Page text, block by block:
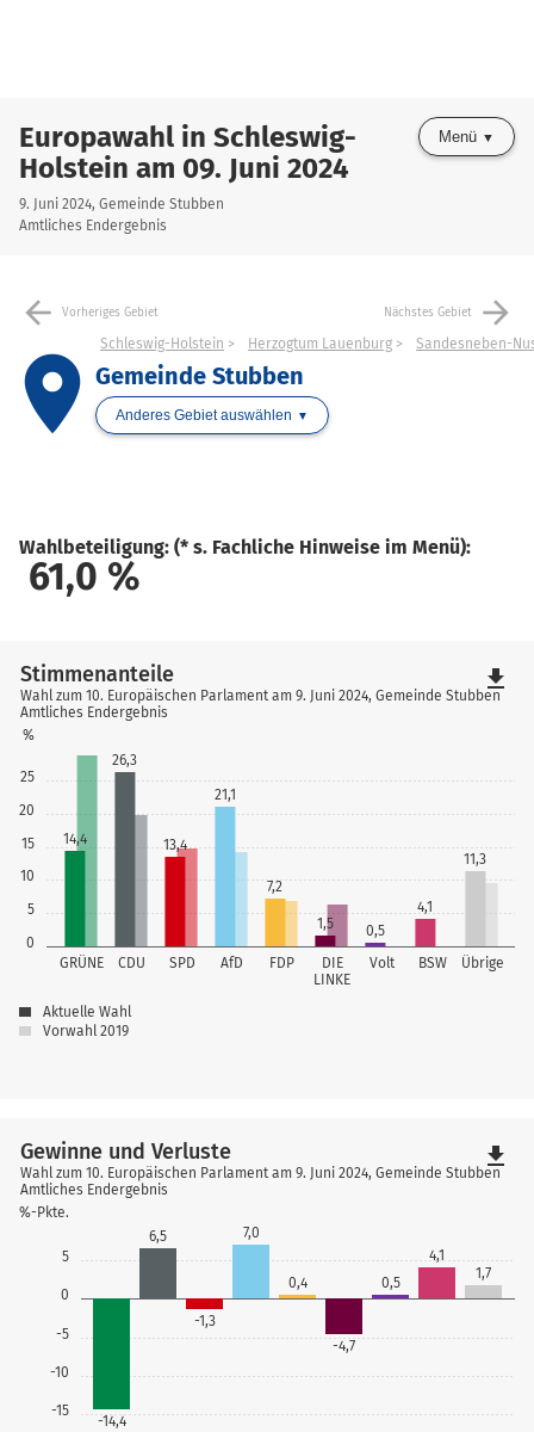
Europawahl in Schleswig-
Holstein am 09. Juni 2024
9. Juni 2024, Gemeinde Stubben
Amtliches Endergebnis
Menü
arrow_back Vorheriges Gebiet Nächstes Gebiet arrow_forward
place
Schleswig-Holstein Herzogtum Lauenburg Sandesneben-
Gemeinde Stubben
Anderes Gebiet auswählen
Wahlbeteiligung: (* s. Fachliche Hinweise im Menü):
61,0 %
0
5
10
15
20
25
%
GRÜNE CDU SPD AfD FDP
DIE
LINKE
Volt BSW Übrige
14,4
26,3
13,4
21,1
7,2
1,5 0,5
4,1
11,3
Stimmenanteile
Wahl zum 10. Europäischen Parlament am 9. Juni 2024, Gemeinde Stubben
Amtliches Endergebnis
Aktuelle Wahl
Vorwahl 2019
file_download
-15
-10
-5
0
5
%-Pkte.
-14,4
6,5
-1,3
7,0
0,4
-4,7
0,5
4,1
1,7
Gewinne und Verluste
Wahl zum 10. Europäischen Parlament am 9. Juni 2024, Gemeinde Stubben
Amtliches Endergebnis
file_download